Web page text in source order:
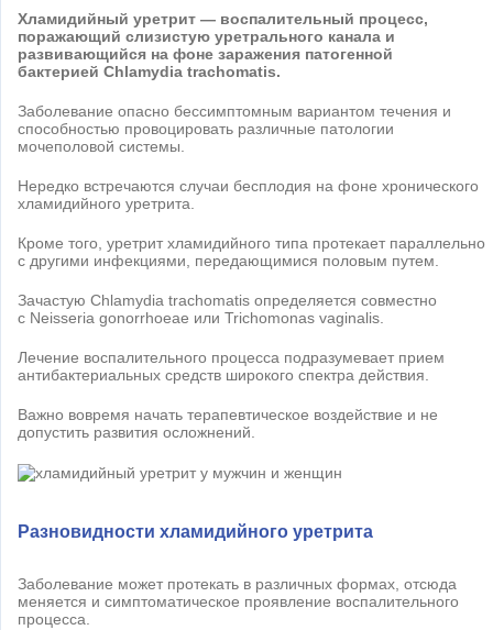
Хламидийный уретрит — воспалительный процесс,
поражающий слизистую уретрального канала и
развивающийся на фоне заражения патогенной
бактерией Chlamydia trachomatis.
Заболевание опасно бессимптомным вариантом течения и
способностью провоцировать различные патологии
мочеполовой системы.
Нередко встречаются случаи бесплодия на фоне хронического
хламидийного уретрита.
Кроме того, уретрит хламидийного типа протекает параллельно
с другими инфекциями, передающимися половым путем.
Зачастую Chlamydia trachomatis определяется совместно
с Neisseria gonorrhoeae или Trichomonas vaginalis.
Лечение воспалительного процесса подразумевает прием
антибактериальных средств широкого спектра действия.
Важно вовремя начать терапевтическое воздействие и не
допустить развития осложнений.
Разновидности хламидийного уретрита
Заболевание может протекать в различных формах, отсюда
меняется и симптоматическое проявление воспалительного
процесса.